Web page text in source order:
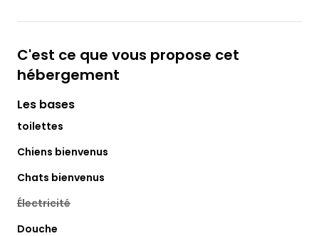
C'est ce que vous propose cet
hébergement
Les bases
toilettes
Chiens bienvenus
Chats bienvenus
Électricité
Douche